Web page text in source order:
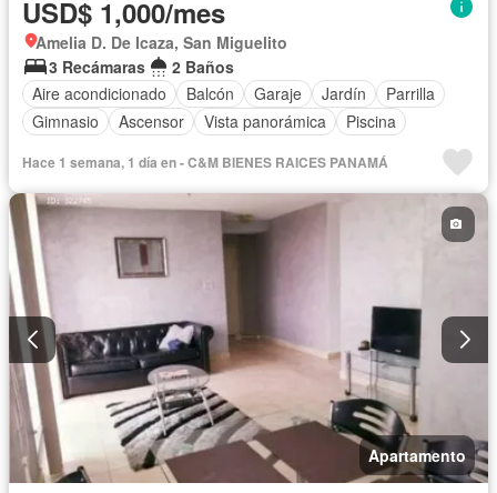
USD$ 1,000/mes
Amelia D. De Icaza, San Miguelito
3 Recámaras
2 Baños
Aire acondicionado
Balcón Garaje Jardín
Parrilla
Gimnasio
Ascensor Vista panorámica Piscina
Hace 1 semana, 1 día en - C&M BIENES RAICES PANAMÁ
Apartamento